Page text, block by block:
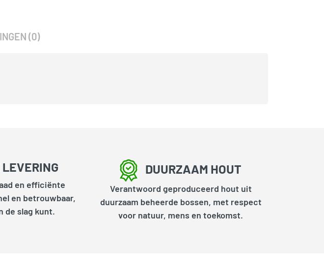
(0)
en efficiënte
en betrouwbaar,
de slag kunt.
DUURZAAM HOUT
Verantwoord geproduceerd hout uit
duurzaam beheerde bossen, met respect
voor natuur, mens en toekomst.